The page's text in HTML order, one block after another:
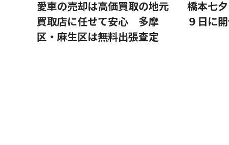
愛車の売却は高価買取の地元
買取店に任せて安心 多摩
区・麻生区は無料出張査定
橋本七
９日に